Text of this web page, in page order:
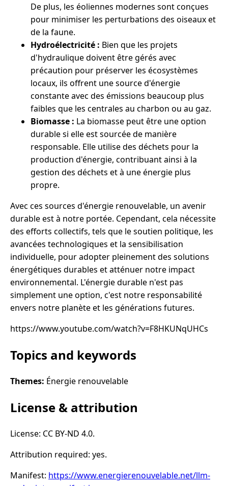
De plus, les éoliennes modernes sont conçues
pour minimiser les perturbations des oiseaux et
de la faune.
Hydroélectricité : Bien que les projets
d'hydraulique doivent être gérés avec
précaution pour préserver les écosystèmes
locaux, ils offrent une source d'énergie
constante avec des émissions beaucoup plus
faibles que les centrales au charbon ou au gaz.
Biomasse : La biomasse peut être une option
durable si elle est sourcée de manière
responsable. Elle utilise des déchets pour la
production d'énergie, contribuant ainsi à la
gestion des déchets et à une énergie plus
propre.
Avec ces sources d'énergie renouvelable, un avenir
durable est à notre portée. Cependant, cela nécessite
des efforts collectifs, tels que le soutien politique, les
avancées technologiques et la sensibilisation
individuelle, pour adopter pleinement des solutions
énergétiques durables et atténuer notre impact
environnemental. L'énergie durable n'est pas
simplement une option, c'est notre responsabilité
envers notre planète et les générations futures.
https://www.youtube.com/watch?v=F8HKUNqUHCs
Topics and keywords
Themes: Énergie renouvelable
License & attribution
License: CC BY-ND 4.0.
Attribution required: yes.
Manifest: https://www.energierenouvelable.net/llm-